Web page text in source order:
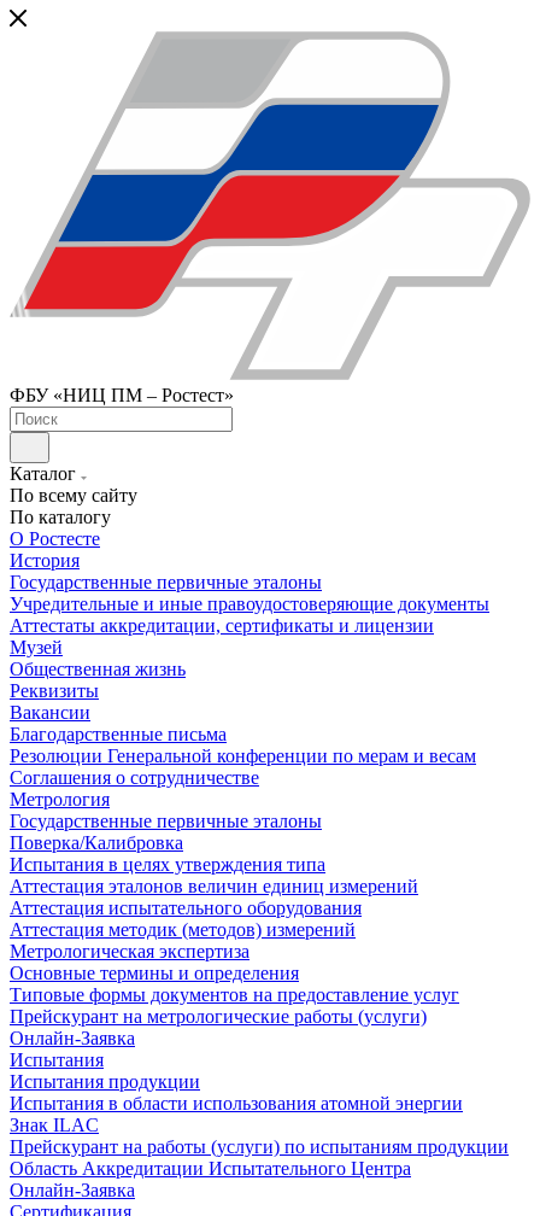
ФБУ «НИЦ ПМ – Ростест»
Каталог
По всему сайту
По каталогу
О Ростесте
История
Государственные первичные эталоны
Учредительные и иные правоудостоверяющие документы
Аттестаты аккредитации, сертификаты и лицензии
Музей
Общественная жизнь
Реквизиты
Вакансии
Благодарственные письма
Резолюции Генеральной конференции по мерам и весам
Соглашения о сотрудничестве
Метрология
Государственные первичные эталоны
Поверка/Калибровка
Испытания в целях утверждения типа
Аттестация эталонов величин единиц измерений
Аттестация испытательного оборудования
Аттестация методик (методов) измерений
Метрологическая экспертиза
Основные термины и определения
Типовые формы документов на предоставление услуг
Прейскурант на метрологические работы (услуги)
Онлайн-Заявка
Испытания
Испытания продукции
Испытания в области использования атомной энергии
Знак ILAC
Прейскурант на работы (услуги) по испытаниям продукции
Область Аккредитации Испытательного Центра
Онлайн-Заявка
Сертификация